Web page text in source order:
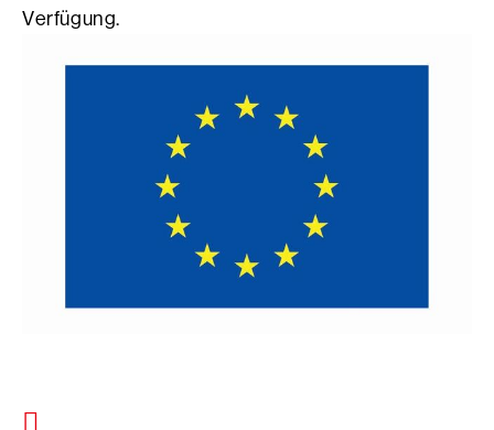
Verfügung.